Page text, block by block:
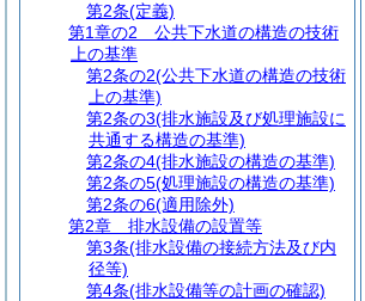
第2条(定義)
第1章の2
公共下水道の構造の技術
上の基準
第2条の2(公共下水道の構造の技術
上の基準)
第2条の3(排水施設及び処理施設に
共通する構造の基準)
第2条の4(排水施設の構造の基準)
第2条の5(処理施設の構造の基準)
第2条の6(適用除外)
第2章
排水設備の設置等
第3条(排水設備の接続方法及び内
径等)
第4条(排水設備等の計画の確認)